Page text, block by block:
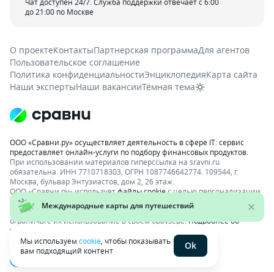
до 21:00 по Москве
О проектеКонтактыПартнерская программаДля агентов
Пользовательское соглашение
Политика конфиденциальностиЭнциклопедияКарта сайта
Наши экспертыНаши вакансииТёмная тема
ООО «Сравни.ру» осуществляет деятельность в сфере IT: сервис
предоставляет онлайн-услуги по подбору финансовых продуктов.
При использовании материалов гиперссылка на sravni.ru
обязательна. ИНН 7710718303, ОГРН 1087746642774. 109544, г.
Москва, бульвар Энтузиастов, дом 2, 26 этаж.
ООО «Сравни.ру» используетфайлы cookieс целью персонализации
сервисов и повышения удобства пользования веб-сайтом. Если вы
не хотите, чтобы ваши пользовательские данные обрабатывались,
ограничьте их использование в своём браузере.Подробнее об
условиях.
Мы используем cookie , чтобы показывать
вам подходящий контент
Ok